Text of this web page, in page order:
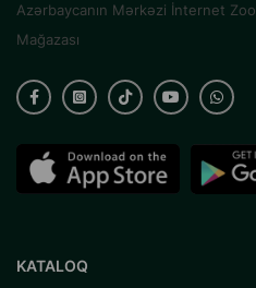
Azərbaycanın Mərkəzi İnternet Zoo
Mağazası
KATALOQ